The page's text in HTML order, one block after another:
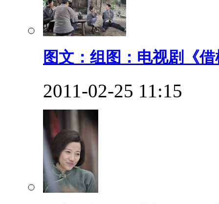
图文：组图：电视剧《
2011-02-25 11:15